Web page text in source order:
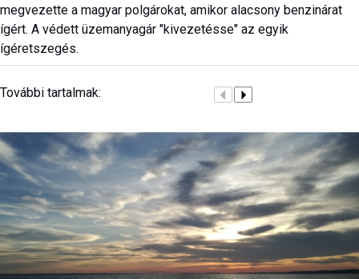
megvezette a magyar polgárokat, amikor alacsony benzinárat
ígért. A védett üzemanyagár "kivezetésse" az egyik
ígéretszegés.
További tartalmak: